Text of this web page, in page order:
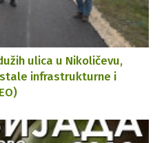
ulica u Nikoličevu,
infrastrukturne i